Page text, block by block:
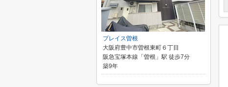
プレイス曽根
大阪府豊中市曽根東町６丁目
阪急宝塚本線「曽根」駅 徒歩7分
築9年